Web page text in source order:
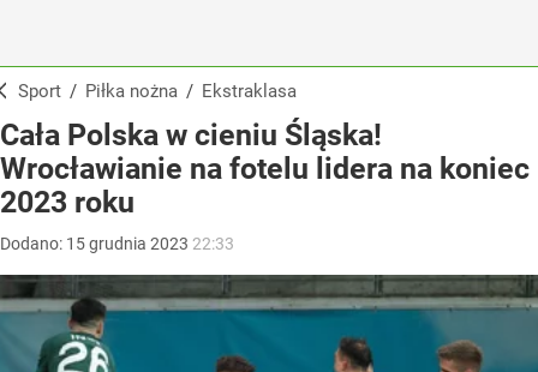
Sport / Piłka nożna / Ekstraklasa
Cała Polska w cieniu Śląska!
Wrocławianie na fotelu lidera na koniec
2023 roku
Dodano: 15grudnia 2023 22:33